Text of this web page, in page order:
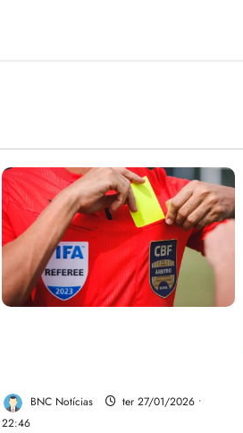
BNC Notícias
ter 27/01/2026 •
22:46